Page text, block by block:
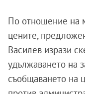
По отношение на
цените,
Василев изрази
удължаването на
съобщаването на